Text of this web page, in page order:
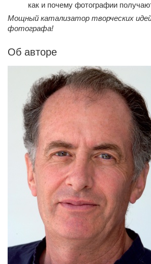
как и почему фотографии
Мощный катализатор творческих
фотографа!
Об авторе